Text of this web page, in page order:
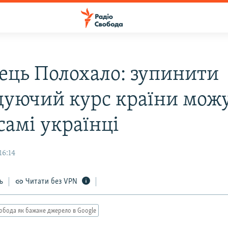
Полохало: зупинити
курс країни
українці
Читати без VPN
як бажане джерело в Google